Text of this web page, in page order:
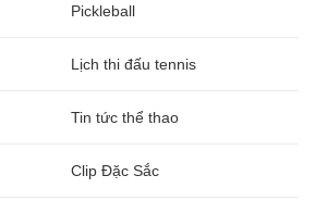
Pickleball
Lịch thi đấu tennis
Tin tức thể thao
Clip Đặc Sắc